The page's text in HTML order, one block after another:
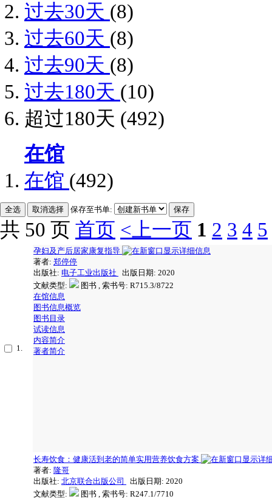
过去30天 (8)
过去60天 (8)
过去90天 (8)
过去180天 (10)
超过180天 (492)
在馆
在馆 (492)
保存至书单:
共 50 页 首页 <上一页 1 2 3 4 5
1.
孕妇及产后居家康复指导
著者: 郑停停
出版社: 电子工业出版社
出版日期: 2020
文献类型:
图书 , 索书号: R715.3/8722
在馆信息
图书信息概览
图书目录
试读信息
内容简介
著者简介
长寿饮食：健康活到老的简单实用营养饮食方案
著者: 隆哥
出版社: 北京联合出版公司
出版日期: 2020
文献类型:
图书 , 索书号: R247.1/7710